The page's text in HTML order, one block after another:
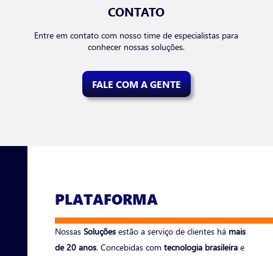
CONTATO
Entre em contato com nosso time de especialistas para
conhecer nossas soluções.
FALE COM A GENTE
PLATAFORMA
Nossas Soluçõesestão a serviço de clientes há mais
de 20 anos. Concebidas com tecnologia brasileirae